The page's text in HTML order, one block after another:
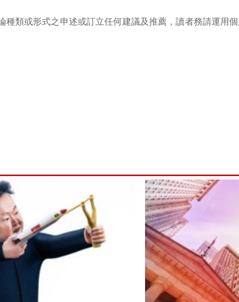
類或形式之申述或訂立任何建議及推薦，讀者務請運用